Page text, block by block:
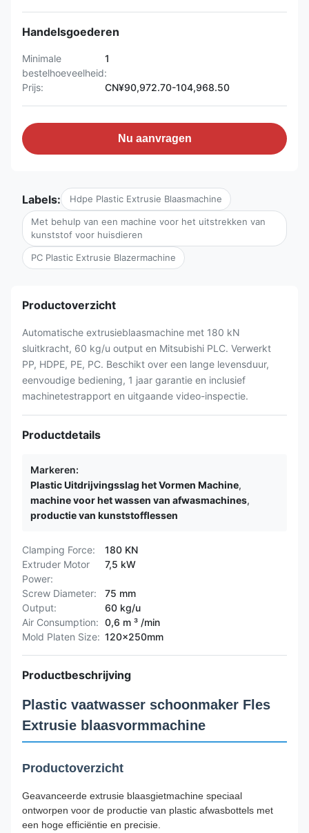
Handelsgoederen
Minimale
bestelhoeveelheid:
1
Prijs: CN¥90,972.70-104,968.50
Nu aanvragen
Labels: Hdpe Plastic Extrusie Blaasmachine
Met behulp van een machine voor het uitstrekken van
kunststof voor huisdieren
PC Plastic Extrusie Blazermachine
Productoverzicht
Automatische extrusieblaasmachine met 180 kN
sluitkracht, 60 kg/u output en Mitsubishi PLC. Verwerkt
PP, HDPE, PE, PC. Beschikt over een lange levensduur,
eenvoudige bediening, 1 jaar garantie en inclusief
machinetestrapport en uitgaande video-inspectie.
Productdetails
Markeren:
Plastic Uitdrijvingsslag het Vormen Machine,
machine voor het wassen van afwasmachines,
productie van kunststofflessen
Clamping Force:
180 KN
Extruder Motor
Power:
7,5 kW
Screw Diameter:
75 mm
Output:
60 kg/u
Air Consumption: 0,6 m ³ /min
Mold Platen Size: 120x250mm
Productbeschrijving
Plastic vaatwasser schoonmaker Fles
Extrusie blaasvormmachine
Productoverzicht
Geavanceerde extrusie blaasgietmachine speciaal
ontworpen voor de productie van plastic afwasbottels met
een hoge efficiëntie en precisie.